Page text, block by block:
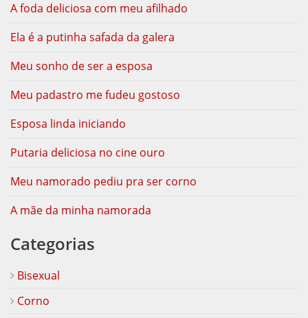
A foda deliciosa com meu afilhado
Ela é a putinha safada da galera
Meu sonho de ser a esposa
Meu padastro me fudeu gostoso
Esposa linda iniciando
Putaria deliciosa no cine ouro
Meu namorado pediu pra ser corno
A mãe da minha namorada
Categorias
Bisexual
Corno